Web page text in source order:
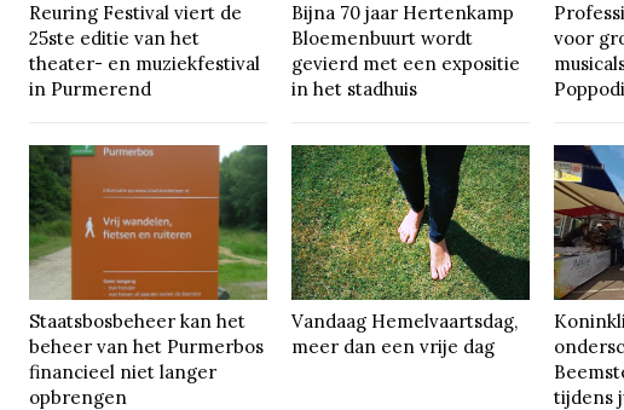
Reuring Festival viert de
25ste editie van het
theater- en muziekfestival
in Purmerend
Bijna 70 jaar Hertenkamp
Bloemenbuurt wordt
gevierd met een expositie
in het stadhuis
voor
Staatsbosbeheer kan het
beheer van het Purmerbos
financieel niet langer
opbrengen
Vandaag Hemelvaartsdag,
meer dan een vrije dag
tijdens